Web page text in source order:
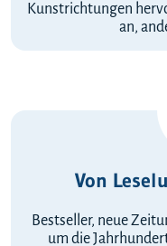
Kunstrichtungen
an,
Von
Bestseller, neue
um die